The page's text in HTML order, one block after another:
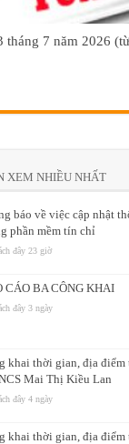
tháng 7 năm 2026
XEM NHIỀU NHẤT
báo về việc cập nhật
phần mềm tín chỉ
đây 23 giờ
CÁO BA CÔNG KHAI
đây 3 ngày
khai thời gian, địa điểm
Mai Thị Kiều Lan
đây 4 ngày
khai thời gian, địa điểm